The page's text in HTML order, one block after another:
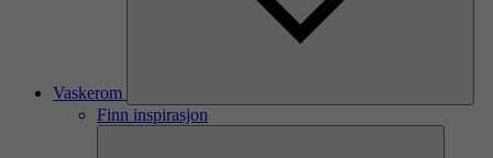
Vaskerom
Finn inspirasjon